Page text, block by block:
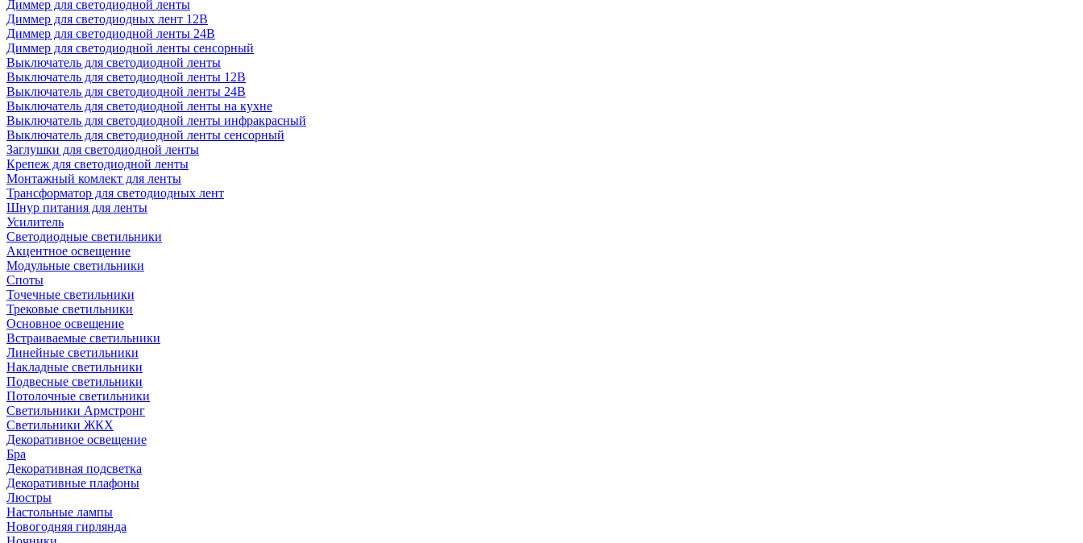
Диммер для светодиодной ленты
Диммер для светодиодных лент 12В
Диммер для светодиодной ленты 24В
Диммер для светодиодной ленты сенсорный
Выключатель для светодиодной ленты
Выключатель для светодиодной ленты 12В
Выключатель для светодиодной ленты 24В
Выключатель для светодиодной ленты на кухне
Выключатель для светодиодной ленты инфракрасный
Выключатель для светодиодной ленты сенсорный
Заглушки для светодиодной ленты
Крепеж для светодиодной ленты
Монтажный комлект для ленты
Трансформатор для светодиодных лент
Шнур питания для ленты
Усилитель
Светодиодные светильники
Акцентное освещение
Модульные светильники
Споты
Точечные светильники
Трековые светильники
Основное освещение
Встраиваемые светильники
Линейные светильники
Накладные светильники
Подвесные светильники
Потолочные светильники
Светильники Армстронг
Светильники ЖКХ
Декоративное освещение
Бра
Декоративная подсветка
Декоративные плафоны
Люстры
Настольные лампы
Новогодняя гирлянда